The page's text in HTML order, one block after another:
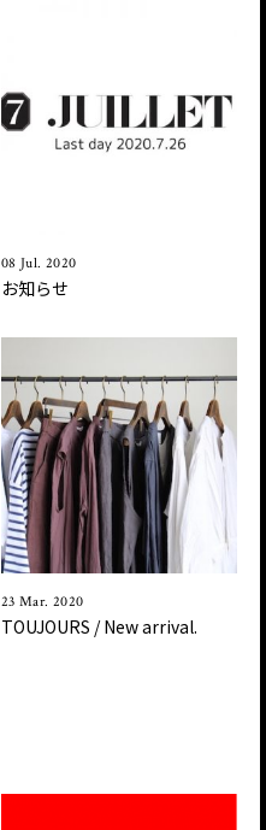
08 Jul. 2020
お知らせ
23 Mar. 2020
TOUJOURS / New arrival.